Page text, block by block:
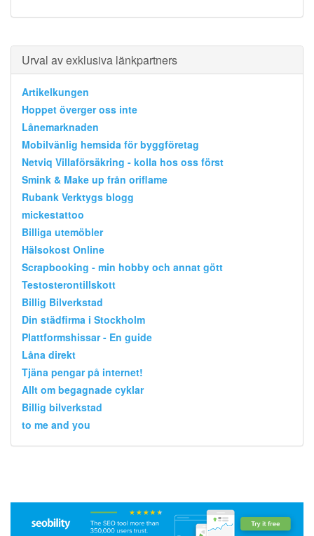
Urval av exklusiva länkpartners
Artikelkungen
Hoppet överger oss inte
Lånemarknaden
Mobilvänlig hemsida för byggföretag
Netviq Villaförsäkring - kolla hos oss först
Smink & Make up från oriflame
Rubank Verktygs blogg
mickestattoo
Billiga utemöbler
Hälsokost Online
Scrapbooking - min hobby och annat gött
Testosterontillskott
Billig Bilverkstad
Din städfirma i Stockholm
Plattformshissar - En guide
Låna direkt
Tjäna pengar på internet!
Allt om begagnade cyklar
Billig bilverkstad
to me and you